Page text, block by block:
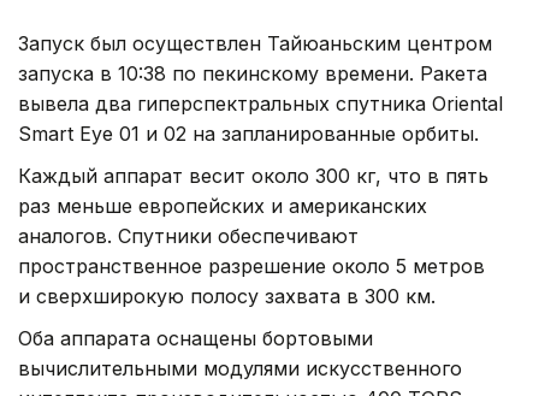
Запуск был осуществлен Тайюаньским центром
запуска в 10:38 по пекинскому времени. Ракета
вывела два гиперспектральных спутника Oriental
Smart Eye 01 и 02 на запланированные орбиты.
Каждый аппарат весит около 300 кг, что в пять
раз меньше европейских и американских
аналогов. Спутники обеспечивают
пространственное разрешение около 5 метров
и сверхширокую полосу захвата в 300 км.
Оба аппарата оснащены бортовыми
вычислительными модулями искусственного